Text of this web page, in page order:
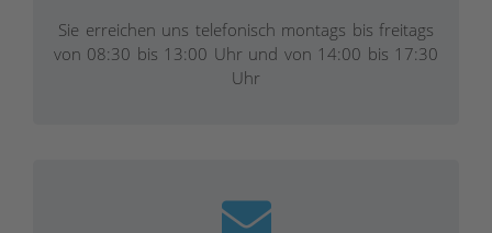
Sie erreichen uns telefonisch montags bis freitags
von 08:30 bis 13:00 Uhr und von 14:00 bis 17:30
Uhr